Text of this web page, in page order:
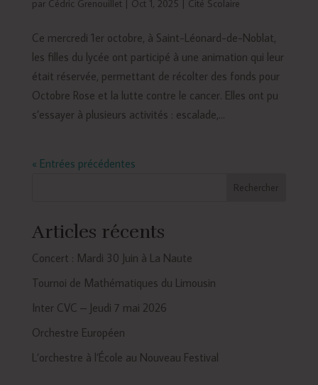
par Cédric Grenouillet| Oct 1, 2025 | Cité Scolaire
Ce mercredi 1er octobre, à Saint-Léonard-de-Noblat,
les filles du lycée ont participé à une animation qui leur
était réservée, permettant de récolter des fonds pour
Octobre Rose et la lutte contre le cancer. Elles ont pu
s’essayer à plusieurs activités : escalade,...
« Entrées précédentes
Rechercher
Articles récents
Concert : Mardi 30 Juin à La Naute
Tournoi de Mathématiques du Limousin
Inter CVC – Jeudi 7 mai 2026
Orchestre Européen
L’orchestre à l’École au Nouveau Festival